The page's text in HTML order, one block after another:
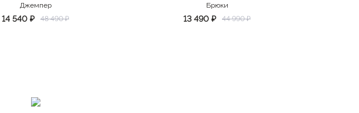
Джемпер
14 540 ₽ 48 490 ₽
Брюки
13 490 ₽ 44 990 ₽